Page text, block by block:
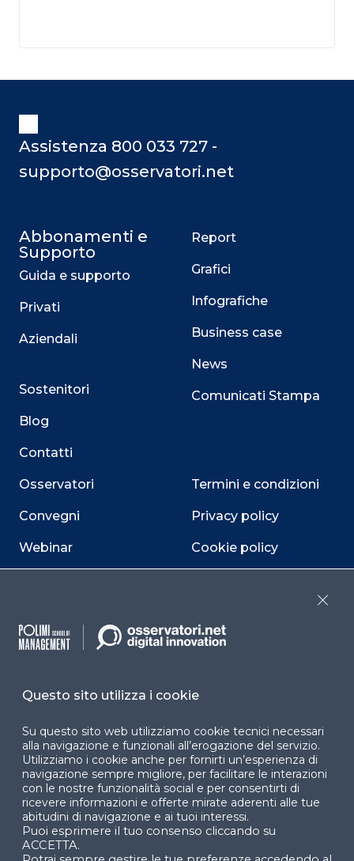
Assistenza 800 033 727 -
supporto@osservatori.net
Abbonamenti e
Supporto
Guida e supporto
Privati
Aziendali
Sostenitori
Blog
Contatti
Osservatori
Convegni
Webinar
Report
Grafici
Infografiche
Business case
News
Comunicati Stampa
Termini e condizioni
Privacy policy
Cookie policy
accessibilità
Facebook LinkedIn
YouTube X
Questo sito utilizza i cookie
Su questo sito web utilizziamo cookie tecnici necessari
alla navigazione e funzionali all’erogazione del servizio.
Utilizziamo i cookie anche per fornirti un’esperienza di
navigazione sempre migliore, per facilitare le interazioni
con le nostre funzionalità social e per consentirti di
ricevere informazioni e offerte mirate aderenti alle tue
abitudini di navigazione e ai tuoi interessi.
Puoi esprimere il tuo consenso cliccando su
ACCETTA.